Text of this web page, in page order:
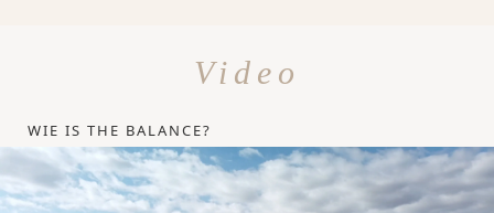
Video
WIE IS THE BALANCE?